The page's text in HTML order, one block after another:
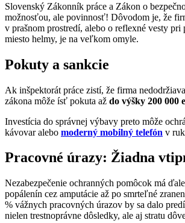
Slovenský Zákonník práce a Zákon o
možnosťou, ale povinnosť! Dôvodom je, že
v prašnom prostredí, alebo o reflexné vesty
miesto helmy, je na veľkom omyle.
Pokuty a sankcie
Ak inšpektorát práce zistí, že firma
zákona môže ísť pokuta až do výšky 200 000
Investícia do správnej výbavy preto môže
kávovar alebo moderný mobilný telefón v
Pracovné úrazy: Žiadna
Nezabezpečenie ochranných pomôcok má
popálenín cez amputácie až po smrteľné
% vážnych pracovných úrazov by sa dalo
nielen trestnoprávne dôsledky, ale aj stratu